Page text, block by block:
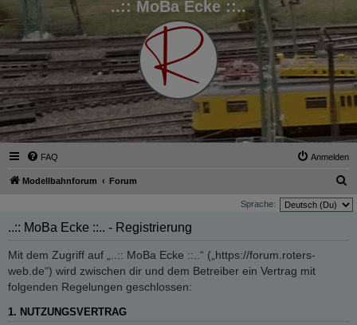
..:: MoBa Ecke ::..
FAQ Anmelden
Modellbahnforum Forum
u
Sprache:
..:: MoBa Ecke ::.. - Registrierung
Mit dem Zugriff auf „..:: MoBa Ecke ::..“ („https://forum.roters-
web.de“) wird zwischen dir und dem Betreiber ein Vertrag mit
folgenden Regelungen geschlossen:
1. NUTZUNGSVERTRAG